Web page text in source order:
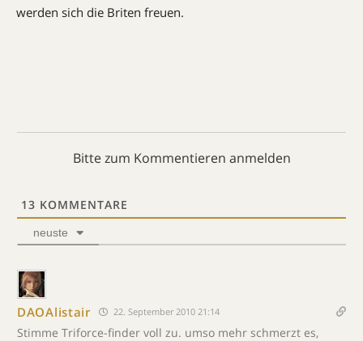
werden sich die Briten freuen.
Bitte zum Kommentieren anmelden
13 KOMMENTARE
neuste
DAOAlistair 22. September 2010 21:14
Stimme Triforce-finder voll zu. umso mehr schmerzt es,